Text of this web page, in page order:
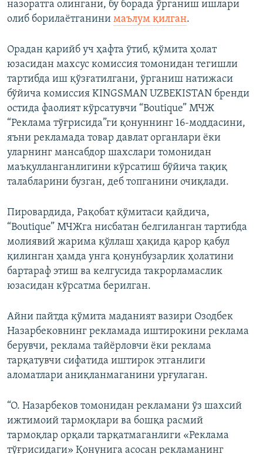
назоратга олингани, бу борада ўрганиш ишлари
олиб борилаётганини маълум қилган.
Орадан қарийб уч ҳафта ўтиб, қўмита ҳолат
юзасидан махсус комиссия томонидан тегишли
тартибда иш қўзғатилгани, ўрганиш натижаси
бўйича комиссия KINGSMAN UZBEKISTAN бренди
остида фаолият кўрсатувчи “Boutique” МЧЖ
“Реклама тўғрисида”ги қонуннинг 16-моддасини,
яъни рекламада товар давлат органлари ёки
уларнинг мансабдор шахслари томонидан
маъқулланганлигини кўрсатиш бўйича тақиқ
талабларини бузган, деб топганини очиқлади.
Пировардида, Рақобат қўмитаси қайдича,
“Boutique” МЧЖга нисбатан белгиланган тартибда
молиявий жарима қўллаш ҳақида қарор қабул
қилинган ҳамда унга қонунбузарлик ҳолатини
бартараф этиш ва келгусида такрорламаслик
юзасидан кўрсатма берилган.
Айни пайтда қўмита маданият вазири Озодбек
Назарбековнинг рекламада иштирокини реклама
берувчи, реклама тайёрловчи ёки реклама
тарқатувчи сифатида иштирок этганлиги
аломатлари аниқланмаганини урғулаган.
“О. Назарбеков томонидан рекламани ўз шахсий
ижтимоий тармоқлари ва бошқа расмий
тармоқлар орқали тарқатмаганлиги «Реклама
тўғрисидаги» Қонунига асосан рекламанинг